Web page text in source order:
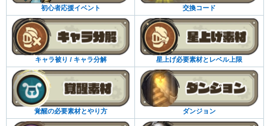
初心者応援イベント 交換コード
キャラ被り / キャラ分解 星上げ必要素材とレベル上限
覚醒の必要素材とやり方 ダンジョン